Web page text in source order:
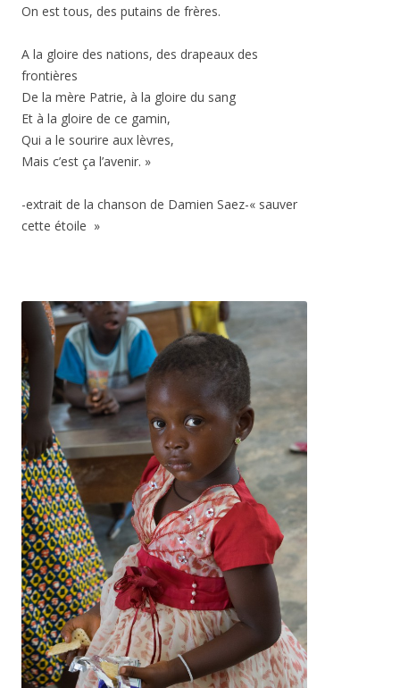
On est tous, des putains de frères.
A la gloire des nations, des drapeaux des
frontières
De la mère Patrie, à la gloire du sang
Et à la gloire de ce gamin,
Qui a le sourire aux lèvres,
Mais c’est ça l’avenir. »
-extrait de la chanson de Damien Saez-« sauver
cette étoile »